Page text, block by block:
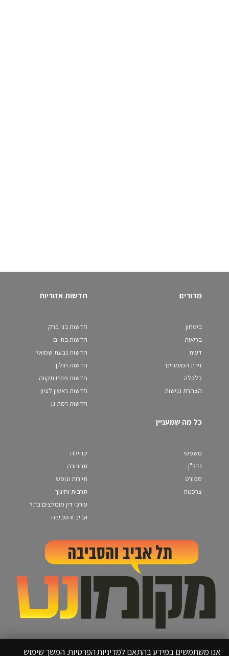
מדורים
ביטחון
בריאות
דעות
זירת המומחים
כלכלה
הצהרת נגישות
חדשות אזוריות
חדשות בני ברק
חדשות בת ים
חדשות גבעת שמואל
חדשות חולון
חדשות פתח תקווה
חדשות ראשון לציון
חדשות רמת גן
כל מה שמעניין
משפטי
נדל"ן
ספורט
צרכנות
קהילה
תחבורה
תיירות ונופש
תרבות וחינוך
עורכי דין מומלצים בתל
אביב והסביבה
אנו משתמשים במידע בהתאם למדיניות הפרטיות. המשך שימוש